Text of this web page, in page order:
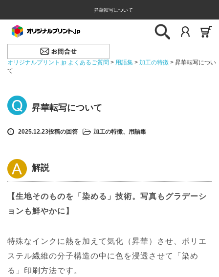
昇華転写について
オリジナルプリント.jp よくあるご質問 > 用語集 > 加工の特徴 > 昇華転写につい
て
昇華転写について
2025.12.23投稿の回答 加工の特徴、 用語集
解説
【生地そのものを「染める」技術。写真もグラデーシ
ョンも鮮やかに】
特殊なインクに熱を加えて気化（昇華）させ、ポリエ
ステル繊維の分子構造の中に色を浸透させて「染め
る」印刷方法です。